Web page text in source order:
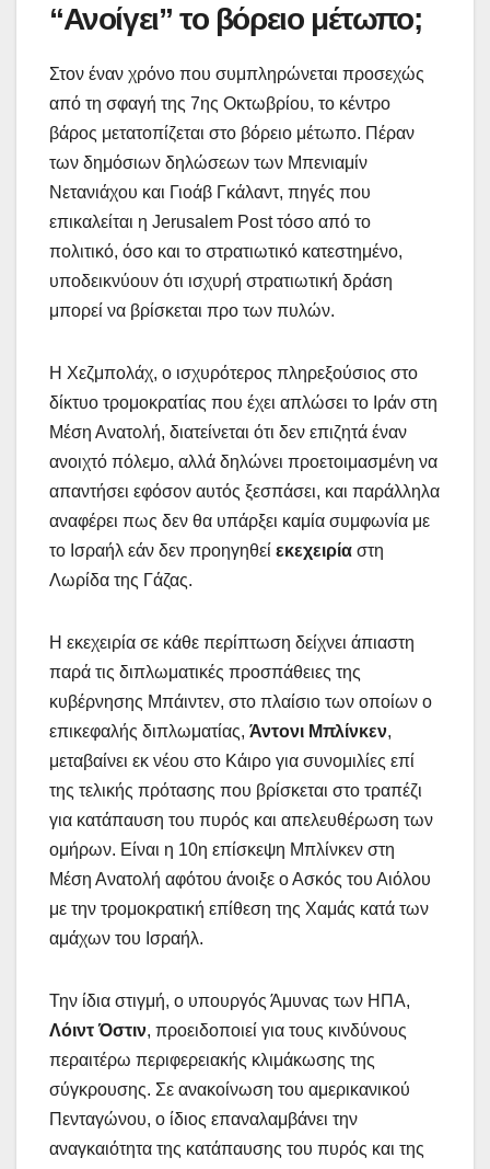
“Ανοίγει” το βόρειο μέτωπο;
Στον έναν χρόνο που συμπληρώνεται προσεχώς
από τη σφαγή της 7ης Οκτωβρίου, το κέντρο
βάρος μετατοπίζεται στο βόρειο μέτωπο. Πέραν
των δημόσιων δηλώσεων των Μπενιαμίν
Νετανιάχου και Γιοάβ Γκάλαντ, πηγές που
επικαλείται η Jerusalem Post τόσο από το
πολιτικό, όσο και το στρατιωτικό κατεστημένο,
υποδεικνύουν ότι ισχυρή στρατιωτική δράση
μπορεί να βρίσκεται προ των πυλών.
Η Χεζμπολάχ, ο ισχυρότερος πληρεξούσιος στο
δίκτυο τρομοκρατίας που έχει απλώσει το Ιράν στη
Μέση Ανατολή, διατείνεται ότι δεν επιζητά έναν
ανοιχτό πόλεμο, αλλά δηλώνει προετοιμασμένη να
απαντήσει εφόσον αυτός ξεσπάσει, και παράλληλα
αναφέρει πως δεν θα υπάρξει καμία συμφωνία με
το Ισραήλ εάν δεν προηγηθεί εκεχειρία στη
Λωρίδα της Γάζας.
Η εκεχειρία σε κάθε περίπτωση δείχνει άπιαστη
παρά τις διπλωματικές προσπάθειες της
κυβέρνησης Μπάιντεν, στο πλαίσιο των οποίων ο
επικεφαλής διπλωματίας, Άντονι Μπλίνκεν,
μεταβαίνει εκ νέου στο Κάιρο για συνομιλίες επί
της τελικής πρότασης που βρίσκεται στο τραπέζι
για κατάπαυση του πυρός και απελευθέρωση των
ομήρων. Είναι η 10η επίσκεψη Μπλίνκεν στη
Μέση Ανατολή αφότου άνοιξε ο Ασκός του Αιόλου
με την τρομοκρατική επίθεση της Χαμάς κατά των
αμάχων του Ισραήλ.
Την ίδια στιγμή, ο υπουργός Άμυνας των ΗΠΑ,
Λόιντ Όστιν, προειδοποιεί για τους κινδύνους
περαιτέρω περιφερειακής κλιμάκωσης της
σύγκρουσης. Σε ανακοίνωση του αμερικανικού
Πενταγώνου, ο ίδιος επαναλαμβάνει την
αναγκαιότητα της κατάπαυσης του πυρός και της